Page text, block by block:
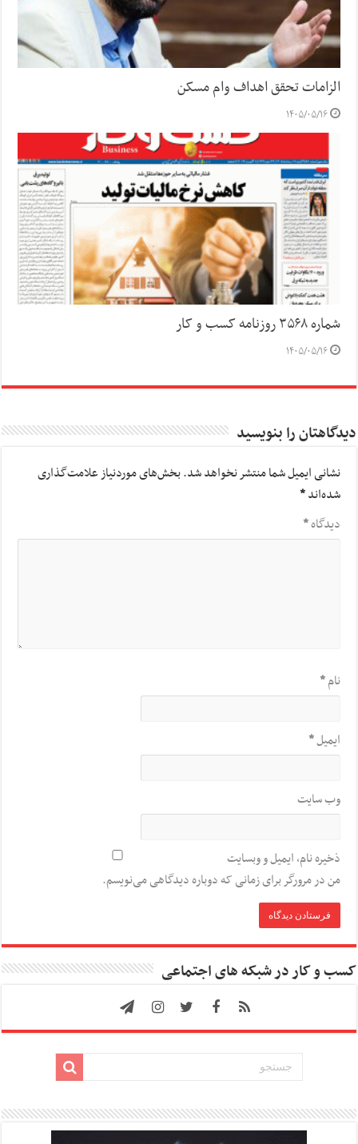
الزامات تحقق اهداف وام مسکن
۱۴۰۵/۰۵/۱۶
شماره ۳۵۶۸ روزنامه کسب و کار
۱۴۰۵/۰۵/۱۶
دیدگاهتان را بنویسید
نشانی ایمیل شما منتشر نخواهد شد.بخش‌های موردنیاز علامت‌گذاری
شده‌اند*
دیدگاه*
نام*
ایمیل*
وب‌ سایت
ذخیره نام، ایمیل و وبسایت
من در مرورگر برای زمانی که دوباره دیدگاهی می‌نویسم.
کسب و کار در شبکه های اجتماعی